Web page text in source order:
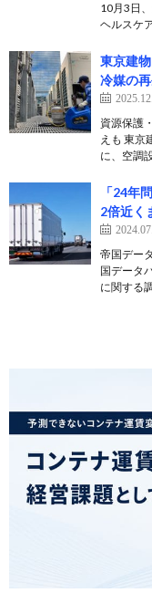
10月3日
ヘルスケ
東京建
冷媒の
資源保護
えも 東京
に、空調
「24年
2倍近く
帝国デー
国データ
に関する